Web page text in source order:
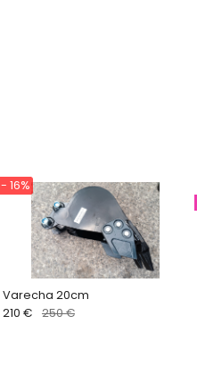
Varecha 20cm
- 16%
210 € 250 €